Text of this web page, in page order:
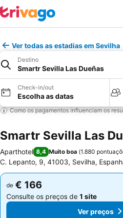
Ver todas as estadias em Sevilha
Destino
Smartr Sevilla Las Dueñas
Check-in/out
Escolha as datas
Como os pagamentos influenciam os
Smartr Sevilla Las
Aparthotel 8,4 Muito boa (1.880
C. Lepanto, 9, 41003, Sevilha,
de € 166
Consulte os preços de 1 site
Ver preços
de € 166
Consulte os preços de 1 site
Ver preços